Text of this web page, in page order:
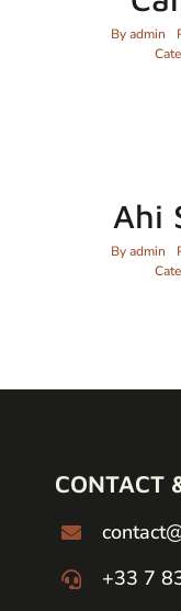
Byadmin
Ahi
Byadmin
CONTACT
+33 7